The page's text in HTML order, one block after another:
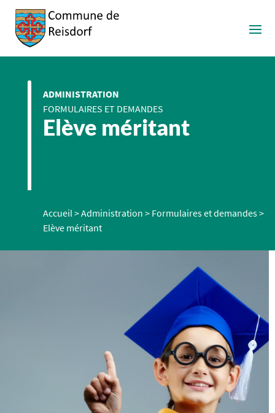
ADMINISTRATION
FORMULAIRES ET DEMANDES
Elève méritant
Accueil>Administration > Formulaires et demandes>
Elève méritant